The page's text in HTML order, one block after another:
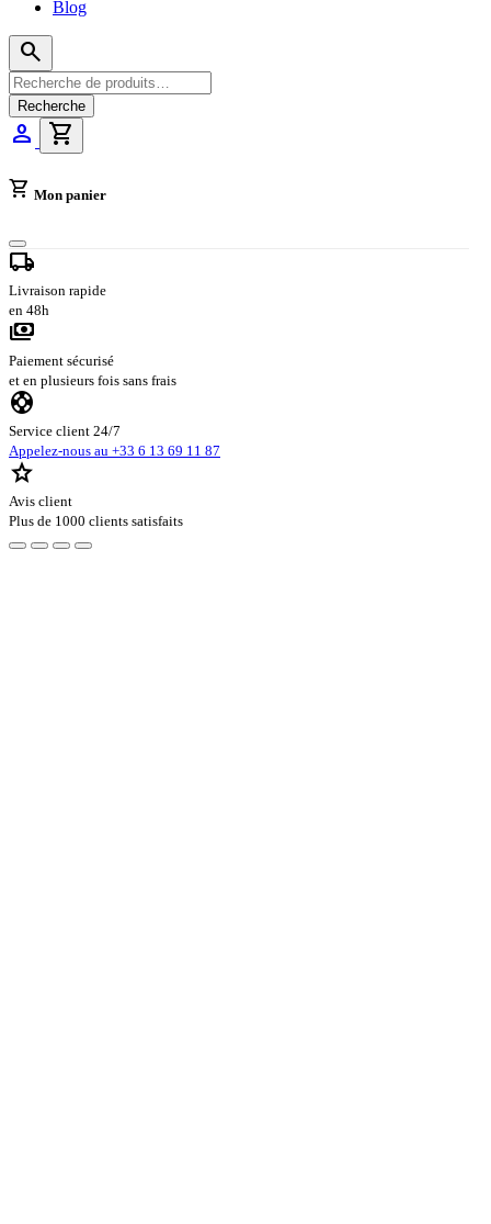
Blog
search
pour :
Recherche
person shopping_cart
shopping_cart Mon panier
local_shipping
Livraison rapide
en 48h
payments
Paiement sécurisé
et en plusieurs fois sans frais
support
Service client 24/7
Appelez-nous au +33 6 13 69 11 87
star
Avis client
Plus de 1000 clients satisfaits